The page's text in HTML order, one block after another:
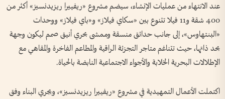
عند الانتهاء من عمليات الإنشاء، سيضم مشروع «ريفييرا ريزيدنسيز» أكثر من
400 شقة و11 فيلا تتنوع بين «سكاي فيلاز» و«باي فيلاز» ووحدات
«البنتهاوس»، إلى جانب حدائق منسقة وممشى بحري أنيق صمم ليكون وجهة
بحد ذاتها، حيث تتناغم متاجر التجزئة الراقية والمطاعم الفاخرة والمقاهي مع
الإطلالات البحرية الخلابة والأجواء الاجتماعية النابضة بالحياة.
اكتملت الأعمال التمهيدية في مشروع «ريفييرا ريزيدنسيز»، ويجري البناء وفق